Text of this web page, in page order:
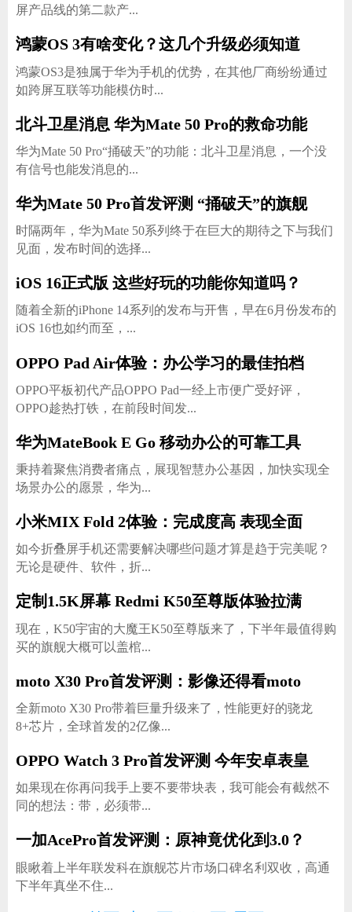
屏产品线的第二款产...
鸿蒙OS 3有啥变化？这几个升级必须知道
鸿蒙OS3是独属于华为手机的优势，在其他厂商纷纷通过
如跨屏互联等功能模仿时...
北斗卫星消息 华为Mate 50 Pro的救命功能
华为Mate 50 Pro“捅破天”的功能：北斗卫星消息，一个没
有信号也能发消息的...
华为Mate 50 Pro首发评测 “捅破天”的旗舰
时隔两年，华为Mate 50系列终于在巨大的期待之下与我们
见面，发布时间的选择...
iOS 16正式版 这些好玩的功能你知道吗？
随着全新的iPhone 14系列的发布与开售，早在6月份发布的
iOS 16也如约而至，...
OPPO Pad Air体验：办公学习的最佳拍档
OPPO平板初代产品OPPO Pad一经上市便广受好评，
OPPO趁热打铁，在前段时间发...
华为MateBook E Go 移动办公的可靠工具
秉持着聚焦消费者痛点，展现智慧办公基因，加快实现全
场景办公的愿景，华为...
小米MIX Fold 2体验：完成度高 表现全面
如今折叠屏手机还需要解决哪些问题才算是趋于完美呢？
无论是硬件、软件，折...
定制1.5K屏幕 Redmi K50至尊版体验拉满
现在，K50宇宙的大魔王K50至尊版来了，下半年最值得购
买的旗舰大概可以盖棺...
moto X30 Pro首发评测：影像还得看moto
全新moto X30 Pro带着巨量升级来了，性能更好的骁龙
8+芯片，全球首发的2亿像...
OPPO Watch 3 Pro首发评测 今年安卓表皇
如果现在你再问我手上要不要带块表，我可能会有截然不
同的想法：带，必须带...
一加AcePro首发评测：原神竟优化到3.0？
​眼瞅着上半年联发科在旗舰芯片市场口碑名利双收，高通
下半年真坐不住...